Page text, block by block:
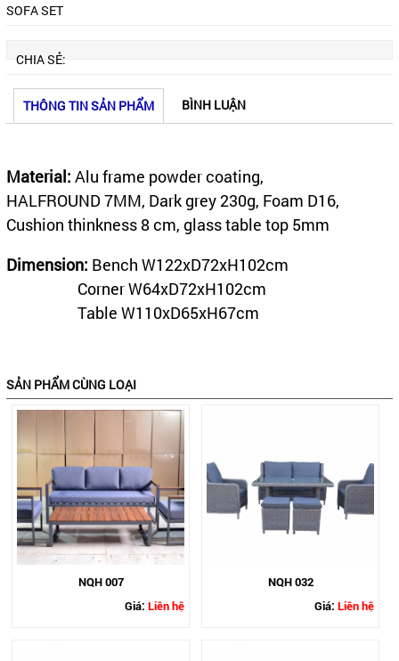
SOFA SET
CHIA SẺ:
THÔNG TIN SẢN PHẨM BÌNH LUẬN
Material: Alu frame powder coating,
HALFROUND 7MM, Dark grey 230g, Foam D16,
Cushion thinkness 8 cm, glass table top 5mm
Dimension: Bench W122xD72xH102cm
Corner W64xD72xH102cm
Table W110xD65xH67cm
SẢN PHẨM CÙNG LOẠI
NQH 007
Giá:Liên hệ
NQH 032
Giá:Liên hệ